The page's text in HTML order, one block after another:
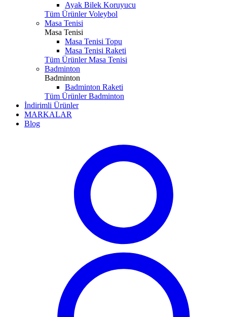
Ayak Bilek Koruyucu
Tüm Ürünler Voleybol
Masa Tenisi
Masa Tenisi
Masa Tenisi Topu
Masa Tenisi Raketi
Tüm Ürünler Masa Tenisi
Badminton
Badminton
Badminton Raketi
Tüm Ürünler Badminton
İndirimli Ürünler
MARKALAR
Blog